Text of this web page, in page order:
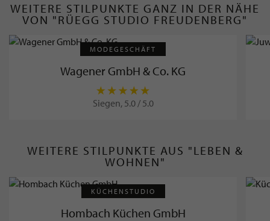
WEITERE STILPUNKTE GANZ IN DER NÄHE
VON "RÜEGG STUDIO FREUDENBERG"
MODEGESCHÄFT
Wagener GmbH & Co. KG
Siegen, 5.0 / 5.0
WEITERE STILPUNKTE AUS "LEBEN &
WOHNEN"
KÜCHENSTUDIO
Hombach Küchen GmbH